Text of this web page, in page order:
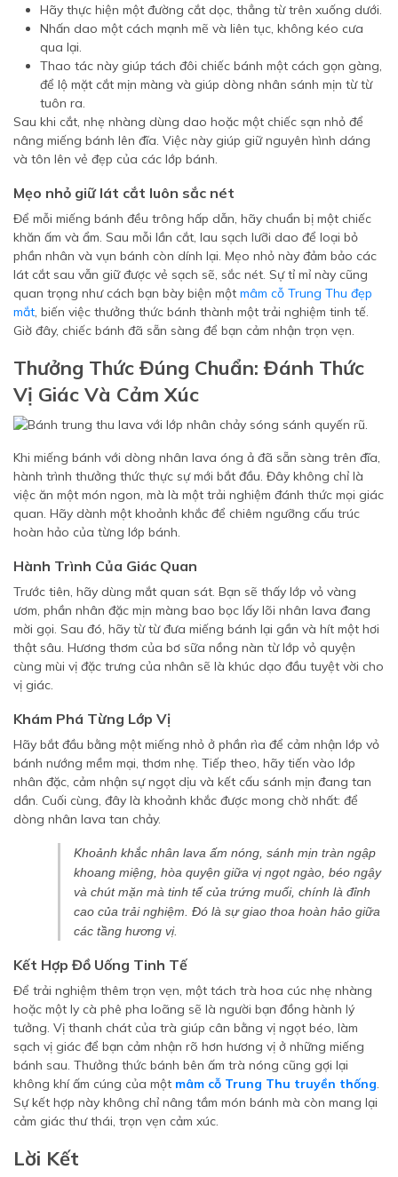
Hãy thực hiện một đường cắt dọc, thẳng từ trên xuống dưới.
Nhấn dao một cách mạnh mẽ và liên tục, không kéo cưa
qua lại.
Thao tác này giúp tách đôi chiếc bánh một cách gọn gàng,
để lộ mặt cắt mịn màng và giúp dòng nhân sánh mịn từ từ
tuôn ra.
Sau khi cắt, nhẹ nhàng dùng dao hoặc một chiếc sạn nhỏ để
nâng miếng bánh lên đĩa. Việc này giúp giữ nguyên hình dáng
và tôn lên vẻ đẹp của các lớp bánh.
Mẹo nhỏ giữ lát cắt luôn sắc nét
Để mỗi miếng bánh đều trông hấp dẫn, hãy chuẩn bị một chiếc
khăn ấm và ẩm. Sau mỗi lần cắt, lau sạch lưỡi dao để loại bỏ
phần nhân và vụn bánh còn dính lại. Mẹo nhỏ này đảm bảo các
lát cắt sau vẫn giữ được vẻ sạch sẽ, sắc nét. Sự tỉ mỉ này cũng
quan trọng như cách bạn bày biện một mâm cỗ Trung Thu đẹp
mắt, biến việc thưởng thức bánh thành một trải nghiệm tinh tế.
Giờ đây, chiếc bánh đã sẵn sàng để bạn cảm nhận trọn vẹn.
Thưởng Thức Đúng Chuẩn: Đánh Thức
Vị Giác Và Cảm Xúc
Khi miếng bánh với dòng nhân lava óng ả đã sẵn sàng trên đĩa,
hành trình thưởng thức thực sự mới bắt đầu. Đây không chỉ là
việc ăn một món ngon, mà là một trải nghiệm đánh thức mọi giác
quan. Hãy dành một khoảnh khắc để chiêm ngưỡng cấu trúc
hoàn hảo của từng lớp bánh.
Hành Trình Của Giác Quan
Trước tiên, hãy dùng mắt quan sát. Bạn sẽ thấy lớp vỏ vàng
ươm, phần nhân đặc mịn màng bao bọc lấy lõi nhân lava đang
mời gọi. Sau đó, hãy từ từ đưa miếng bánh lại gần và hít một hơi
thật sâu. Hương thơm của bơ sữa nồng nàn từ lớp vỏ quyện
cùng mùi vị đặc trưng của nhân sẽ là khúc dạo đầu tuyệt vời cho
vị giác.
Khám Phá Từng Lớp Vị
Hãy bắt đầu bằng một miếng nhỏ ở phần rìa để cảm nhận lớp vỏ
bánh nướng mềm mại, thơm nhẹ. Tiếp theo, hãy tiến vào lớp
nhân đặc, cảm nhận sự ngọt dịu và kết cấu sánh mịn đang tan
dần. Cuối cùng, đây là khoảnh khắc được mong chờ nhất: để
dòng nhân lava tan chảy.
Khoảnh khắc nhân lava ấm nóng, sánh mịn tràn ngập
khoang miệng, hòa quyện giữa vị ngọt ngào, béo ngậy
và chút mặn mà tinh tế của trứng muối, chính là đỉnh
cao của trải nghiệm. Đó là sự giao thoa hoàn hảo giữa
các tầng hương vị.
Kết Hợp Đồ Uống Tinh Tế
Để trải nghiệm thêm trọn vẹn, một tách trà hoa cúc nhẹ nhàng
hoặc một ly cà phê pha loãng sẽ là người bạn đồng hành lý
tưởng. Vị thanh chát của trà giúp cân bằng vị ngọt béo, làm
sạch vị giác để bạn cảm nhận rõ hơn hương vị ở những miếng
bánh sau. Thưởng thức bánh bên ấm trà nóng cũng gợi lại
không khí ấm cúng của một mâm cỗ Trung Thu truyền thống.
Sự kết hợp này không chỉ nâng tầm món bánh mà còn mang lại
cảm giác thư thái, trọn vẹn cảm xúc.
Lời Kết